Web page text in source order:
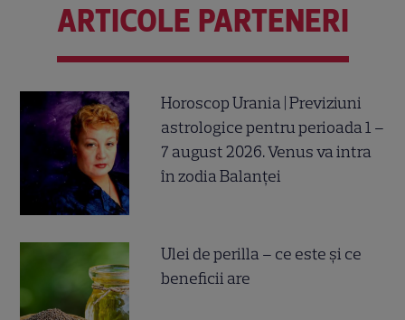
ARTICOLE PARTENERI
Horoscop Urania | Previziuni
astrologice pentru perioada 1 –
7 august 2026. Venus va intra
în zodia Balanței
Ulei de perilla – ce este și ce
beneficii are